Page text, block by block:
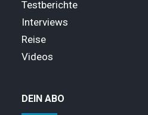
Testberichte
Interviews
Reise
Videos
DEIN ABO